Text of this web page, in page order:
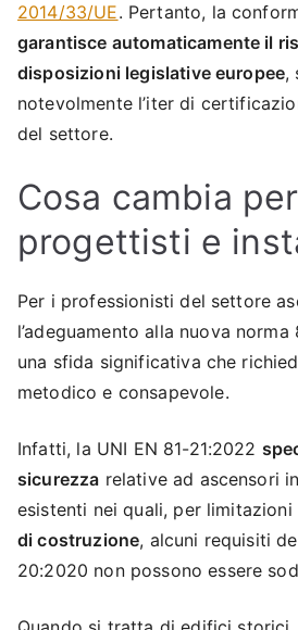
2014/33/UE. Pertanto, la
garantisce automaticamente il
disposizioni legislative europee,
notevolmente l’iter di
del settore.
Cosa cambia per
progettisti e
Per i professionisti del settore
l’adeguamento alla nuova norma
una sfida significativa che
metodico e consapevole.
Infatti, la UNI EN 81-21:2022
sicurezza relative ad ascensori
esistenti nei quali, per limitazioni
di costruzione, alcuni requisiti
20:2020 non possono essere